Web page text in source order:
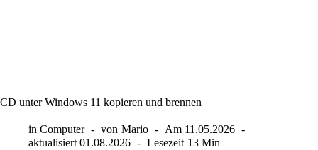
CD unter Windows 11 kopieren und brennen
in Computer von Mario Am 11.05.2026
aktualisiert 01.08.2026 Lesezeit 13 Min